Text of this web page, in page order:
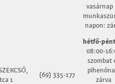
vasárnap
napon:
1
(69) 335-177
hétfő-
08:00-
szombat
zárva